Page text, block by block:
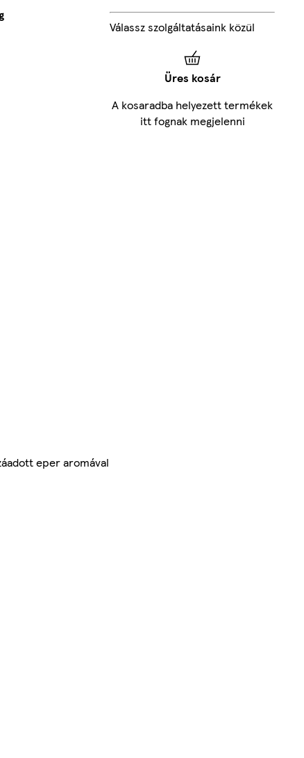
eper aromával
Válassz szolgáltatásaink közül
Üres kosár
A kosaradba helyezett termékek
itt fognak megjelenni